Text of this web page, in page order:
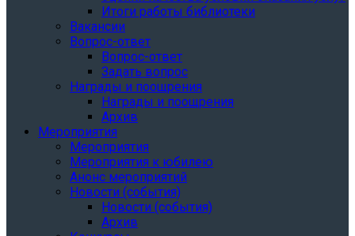
Итоги работы библиотеки
Вакансии
Вопрос-ответ
Вопрос-ответ
Задать вопрос
Награды и поощрения
Награды и поощрения
Архив
Мероприятия
Мероприятия
Мероприятия к юбилею
Анонс мероприятий
Новости (события)
Новости (события)
Архив